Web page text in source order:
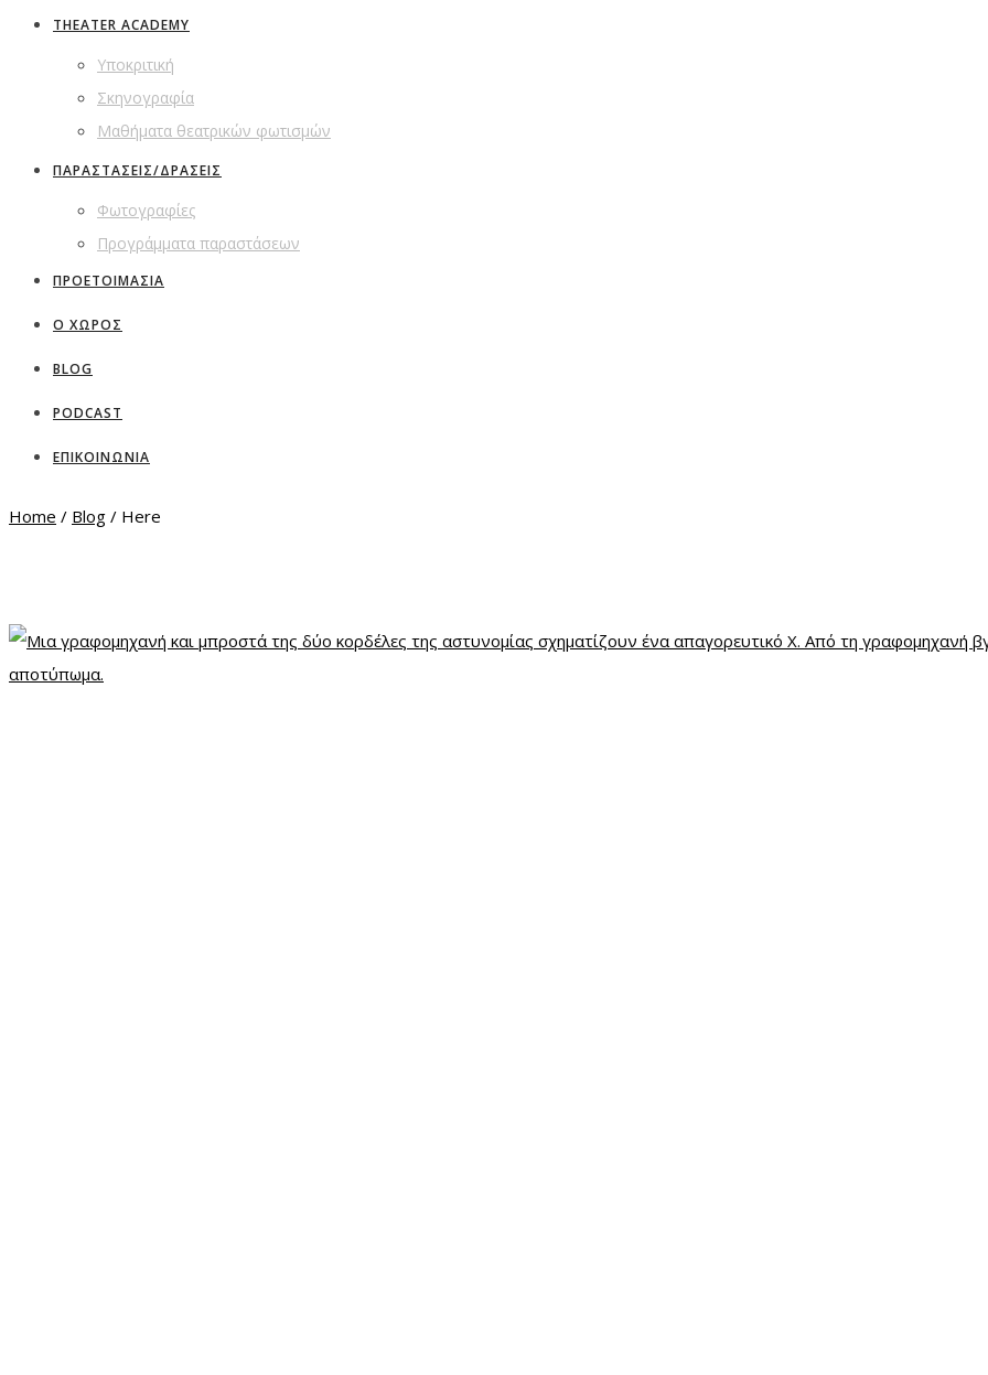
THEATER ACADEMY
Υποκριτική
Σκηνογραφία
Μαθήματα θεατρικών φωτισμών
ΠΑΡΑΣΤΑΣΕΙΣ/ΔΡΑΣΕΙΣ
Φωτογραφίες
Προγράμματα παραστάσεων
ΠΡΟΕΤΟΙΜΑΣΙΑ
Ο ΧΩΡΟΣ
BLOG
PODCAST
ΕΠΙΚΟΙΝΩΝΙΑ
Home / Blog / Here